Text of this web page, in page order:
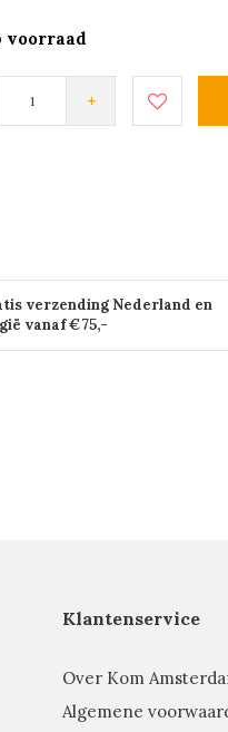
voorraad
+
verzending Nederland en
vanaf €75,-
Klantenservice
Over Kom
Algemene